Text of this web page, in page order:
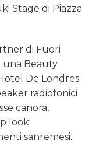
Stage di Piazza
di Fuori
una Beauty
De Londres
radiofonici
canora,
look
sanremesi.